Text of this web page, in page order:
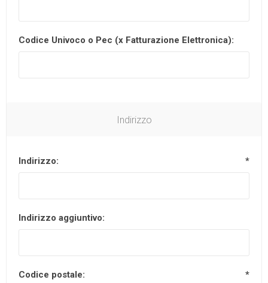
Codice Univoco o Pec (x Fatturazione Elettronica):
Indirizzo
Indirizzo: *
Indirizzo aggiuntivo:
Codice postale: *